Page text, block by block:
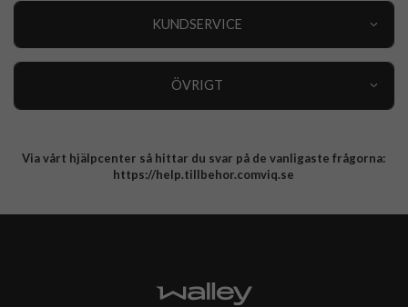
KUNDSERVICE
ÖVRIGT
Integritetspolicy
Via vårt hjälpcenter så hittar du svar på de vanligaste frågorna:
https://help.tillbehor.comviq.se